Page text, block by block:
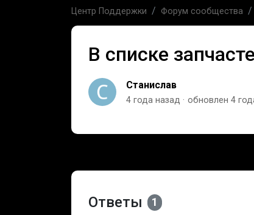
Центр Поддержки Форум сообщества
В списке
Станислав
4 года назад обновлен 4
Ответы 1